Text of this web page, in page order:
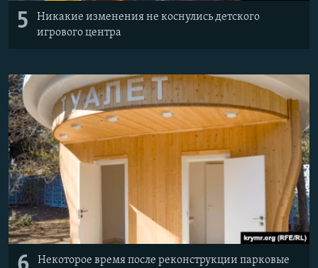
5
Никакие изменения не коснулись детского
игрового центра
Некоторое время после реконструкции парковые